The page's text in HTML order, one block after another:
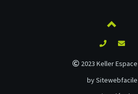
2023 Keller
by Sitewebfacile